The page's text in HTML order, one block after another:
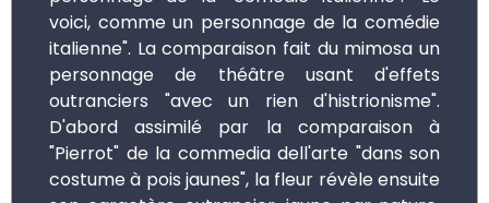
voici, comme un personnage de la comédie
italienne". La comparaison fait du mimosa un
personnage de théâtre usant d'effets
outranciers "avec un rien d'histrionisme".
D'abord assimilé par la comparaison à
"Pierrot" de la commedia dell'arte "dans son
costume à pois jaunes", la fleur révèle ensuite